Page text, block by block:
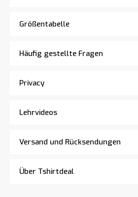
Größentabelle
Häufig gestellte Fragen
Privacy
Lehrvideos
Versand und Rücksendungen
Über Tshirtdeal